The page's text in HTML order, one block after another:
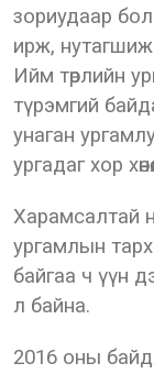
зориудаар
ирж, нутагшиж
Ийм төрлийн
түрэмгий
унаган
ургадаг хор
Харамсалтай
ургамлын
байгаа ч үүн
л байна.
2016 оны